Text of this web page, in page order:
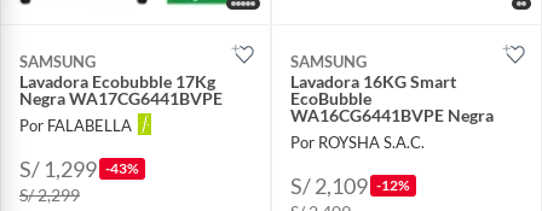
SAMSUNG
Lavadora Ecobubble 17Kg
Negra WA17CG6441BVPE
Por FALABELLA
S/ 1,299 -43%
S/ 2,299
SAMSUNG
Lavadora 16KG Smart
EcoBubble
WA16CG6441BVPE Negra
Por ROYSHA S.A.C.
S/ 2,109 -12%